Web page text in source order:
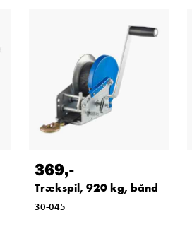
369,-
Trækspil, 920 kg, bånd
30-045